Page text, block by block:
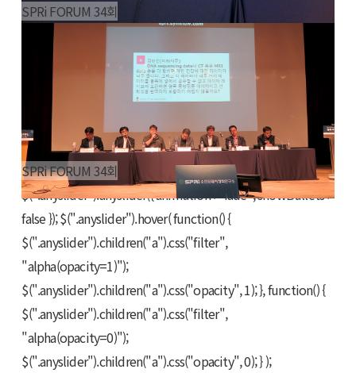
SPRi FORUM 34회
SPRi FORUM 34회
$(".anyslider").anyslider({ animation : "fade", showBullets :
false }); $(".anyslider").hover( function() {
$(".anyslider").children("a").css("filter",
"alpha(opacity=1)");
$(".anyslider").children("a").css("opacity", 1); }, function() {
$(".anyslider").children("a").css("filter",
"alpha(opacity=0)");
$(".anyslider").children("a").css("opacity", 0); } );